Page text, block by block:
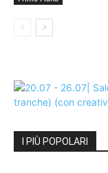
I PIÙ POPOLARI